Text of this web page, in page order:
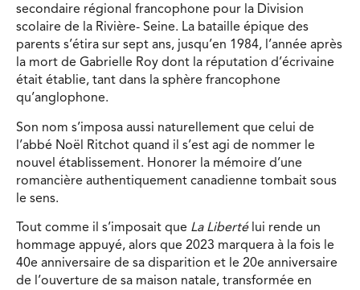
secondaire régional francophone pour la Division
scolaire de la Rivière- Seine. La bataille épique des
parents s’étira sur sept ans, jusqu’en 1984, l’année après
la mort de Gabrielle Roy dont la réputation d’écrivaine
était établie, tant dans la sphère francophone
qu’anglophone.
Son nom s’imposa aussi naturellement que celui de
l’abbé Noël Ritchot quand il s’est agi de nommer le
nouvel établissement. Honorer la mémoire d’une
romancière authentiquement canadienne tombait sous
le sens.
Tout comme il s’imposait que La Libertélui rende un
hommage appuyé, alors que 2023 marquera à la fois le
40e anniversaire de sa disparition et le 20e anniversaire
de l’ouverture de sa maison natale, transformée en